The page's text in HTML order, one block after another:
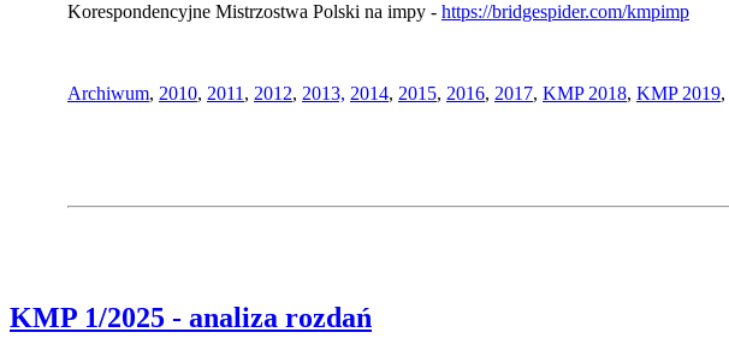
Korespondencyjne Mistrzostwa Polski na impy - https://bridgespider.com/kmpimp
Archiwum, 2010, 2011 , 2012, 2013, 2014, 2015, 2016, 2017, KMP 2018, KMP 2019,
KMP 1/2025 - analiza rozdań